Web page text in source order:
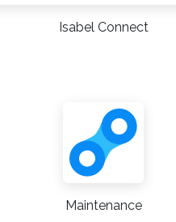
Isabel Connect
Maintenance